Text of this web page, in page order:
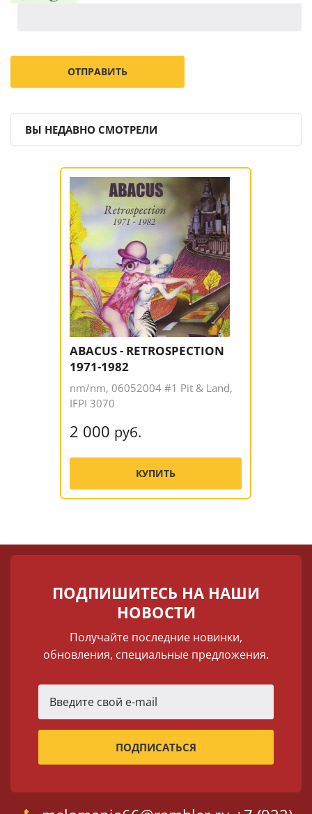
ВЫ НЕДАВНО СМОТРЕЛИ
ABACUS - RETROSPECTION
1971-1982
nm/nm, 06052004 #1 Pit & Land,
IFPI 3070
2 000 руб.
КУПИТЬ
ПОДПИШИТЕСЬ НА НАШИ
НОВОСТИ
Получайте последние новинки,
обновления, специальные предложения.